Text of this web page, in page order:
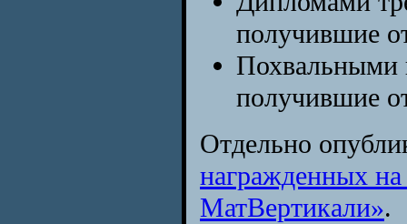
получившие
Похвальными
получившие
Отдельно
награжденных
МатВертикали».